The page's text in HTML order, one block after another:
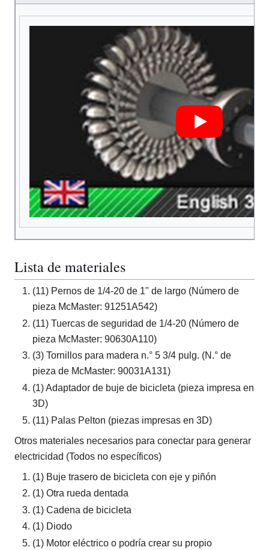
Lista de materiales
(11) Pernos de 1/4-20 de 1" de largo (Número de
pieza McMaster: 91251A542)
(11) Tuercas de seguridad de 1/4-20 (Número de
pieza McMaster: 90630A110)
(3) Tornillos para madera n.° 5 3/4 pulg. (N.° de
pieza de McMaster: 90031A131)
(1) Adaptador de buje de bicicleta (pieza impresa en
3D)
(11) Palas Pelton (piezas impresas en 3D)
Otros materiales necesarios para conectar para generar
electricidad (Todos no específicos)
(1) Buje trasero de bicicleta con eje y piñón
(1) Otra rueda dentada
(1) Cadena de bicicleta
(1) Diodo
(1) Motor eléctrico o podría crear su propio